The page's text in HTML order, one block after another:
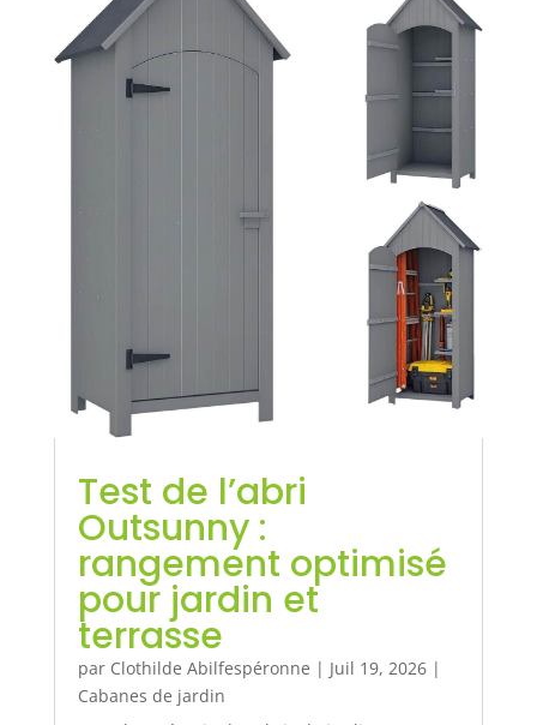
Test de l’abri
Outsunny :
rangement optimisé
pour jardin et
terrasse
par Clothilde Abilfespéronne | Juil 19, 2026|
Cabanes de jardin